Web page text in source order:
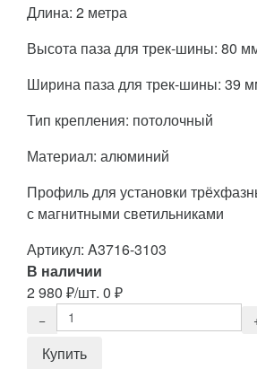
Длина: 2 метра
Высота паза для трек-шины: 80
Ширина паза для трек-шины: 39
Тип крепления: потолочный
Материал: алюминий
Профиль для установки
с магнитными светильниками
Артикул: A3716-3103
В наличии
2 980 ₽/шт. 0 ₽